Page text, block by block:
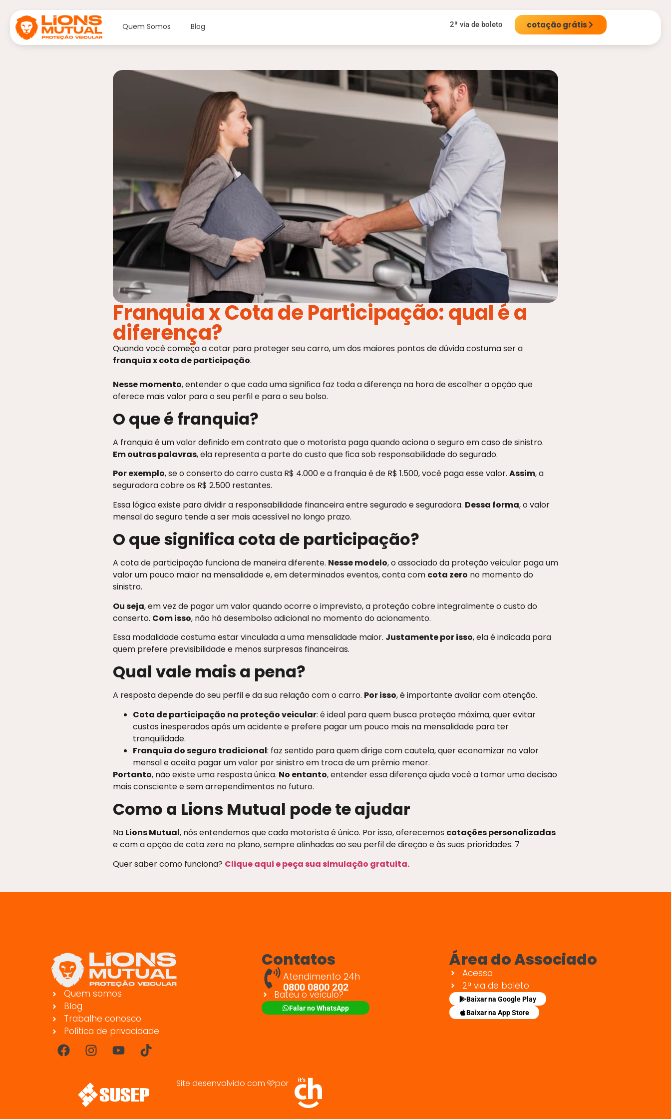
Quem Somos Blog 2ª via de boleto cotação grátis
Franquia x Cota de Participação: qual é a
diferença?
Quando você começa a cotar para proteger seu carro, um dos maiores pontos de dúvida costuma ser a
franquia x cota de participação.
Nesse momento, entender o que cada uma significa faz toda a diferença na hora de escolher a opção que
oferece mais valor para o seu perfil e para o seu bolso.
O que é franquia?
A franquia é um valor definido em contrato que o motorista paga quando aciona o seguro em caso de sinistro.
Em outras palavras, ela representa a parte do custo que fica sob responsabilidade do segurado.
Por exemplo, se o conserto do carro custa R$ 4.000 e a franquia é de R$ 1.500, você paga esse valor. Assim, a
seguradora cobre os R$ 2.500 restantes.
Essa lógica existe para dividir a responsabilidade financeira entre segurado e seguradora. Dessa forma, o valor
mensal do seguro tende a ser mais acessível no longo prazo.
O que significa cota de participação?
A cota de participação funciona de maneira diferente. Nesse modelo, o associado da proteção veicular paga um
valor um pouco maior na mensalidade e, em determinados eventos, conta com cota zero no momento do
sinistro.
Ou seja, em vez de pagar um valor quando ocorre o imprevisto, a proteção cobre integralmente o custo do
conserto. Com isso, não há desembolso adicional no momento do acionamento.
Essa modalidade costuma estar vinculada a uma mensalidade maior. Justamente por isso, ela é indicada para
quem prefere previsibilidade e menos surpresas financeiras.
Qual vale mais a pena?
A resposta depende do seu perfil e da sua relação com o carro. Por isso, é importante avaliar com atenção.
Cota de participação na proteção veicular: é ideal para quem busca proteção máxima, quer evitar
custos inesperados após um acidente e prefere pagar um pouco mais na mensalidade para ter
tranquilidade.
Franquia do seguro tradicional: faz sentido para quem dirige com cautela, quer economizar no valor
mensal e aceita pagar um valor por sinistro em troca de um prêmio menor.
Portanto, não existe uma resposta única. No entanto, entender essa diferença ajuda você a tomar uma decisão
mais consciente e sem arrependimentos no futuro.
Como a Lions Mutual pode te ajudar
Na Lions Mutual, nós entendemos que cada motorista é único. Por isso, oferecemos cotações personalizadas
e com a opção de cota zero no plano, sempre alinhadas ao seu perfil de direção e às suas prioridades. 7
Quer saber como funciona? Clique aqui e peça sua simulação gratuita.
Quem somos
Blog
Trabalhe conosco
Política de privacidade
Contatos
Atendimento 24h
0800 0800 202
Bateu o veículo?
Falar no WhatsApp
Área do Associado
Acesso
2ª via de boleto
Baixar na Google Play
Baixar na App Store
Site desenvolvido com 🩷por